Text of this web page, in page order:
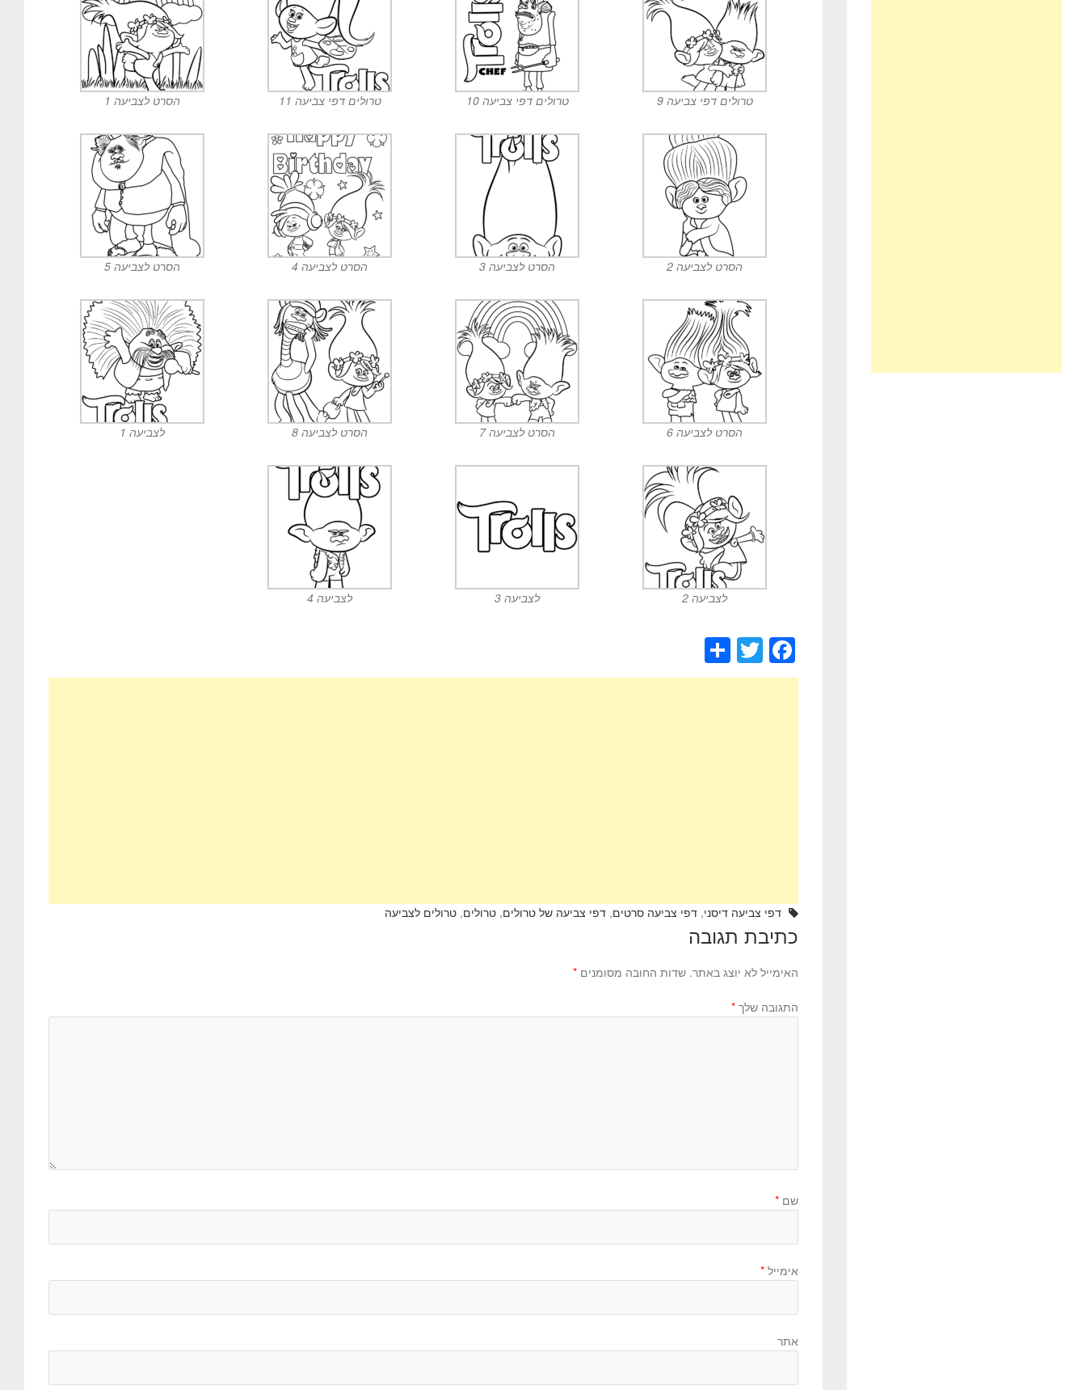
טרולים דפי צביעה 9 טרולים דפי צביעה 10 טרולים דפי צביעה 11 הסרט לצביעה 1
הסרט לצביעה 2 הסרט לצביעה 3 הסרט לצביעה 4 הסרט לצביעה 5
הסרט לצביעה 6 הסרט לצביעה 7 הסרט לצביעה 8 לצביעה 1
לצביעה 2 לצביעה 3 לצביעה 4
F
a
T
wi
S
h
דפי צביעה דיסני, דפי צביעה סרטים, דפי צביעה של טרולים, טרולים, טרולים לצביעה
כתיבת תגובה
האימייל לא יוצג באתר. שדות החובה מסומנים *
התגובה שלך *
שם *
אימייל *
אתר